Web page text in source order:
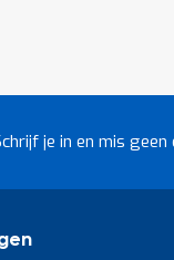
je in en mis